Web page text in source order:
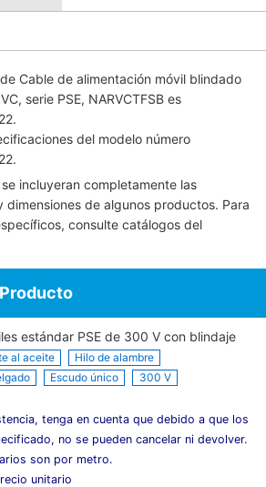
Cable de alimentación móvil blindado
serie PSE, NARVCTFSB es
del modelo número
incluyeran completamente las
dimensiones de algunos productos. Para
consulte catálogos del
estándar PSE de 300 V con blindaje
al aceite
Hilo de alambre
Escudo único 300 V
tenga en cuenta que debido a que los
no se pueden cancelar ni devolver.
son por metro.
unitario